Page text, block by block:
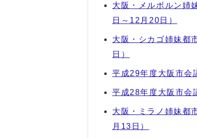
大阪・メルボルン姉
日～12月20日）
大阪・シカゴ姉妹都
日）
平成29年度大阪市会
平成28年度大阪市会
大阪・ミラノ姉妹都
月13日）